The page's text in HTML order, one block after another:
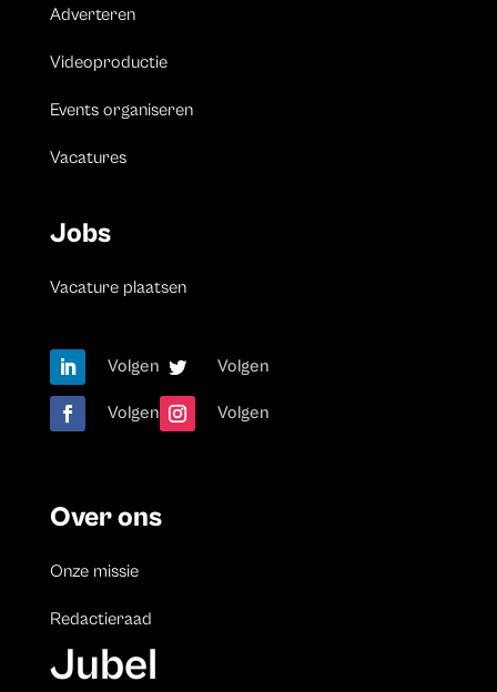
Adverteren
Videoproductie
Events organiseren
Vacatures
Jobs
Vacature plaatsen
Volgen Volgen
Volgen Volgen
Over ons
Onze missie
Redactieraad
Jubel